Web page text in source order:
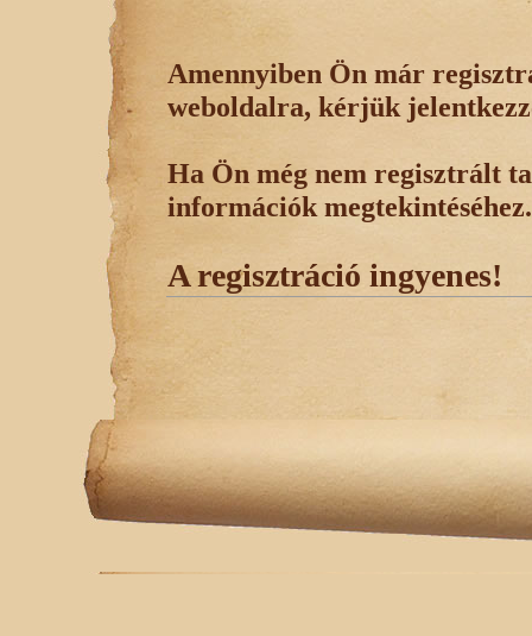
Amennyiben Ön már
weboldalra, kérjük
Ha Ön még nem regisztrált
információk megtekintéséhez.
A regisztráció ingyenes!